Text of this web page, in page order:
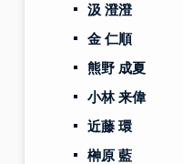
汲 澄澄
金 仁順
熊野 成夏
小林 来偉
近藤 環
榊原 藍